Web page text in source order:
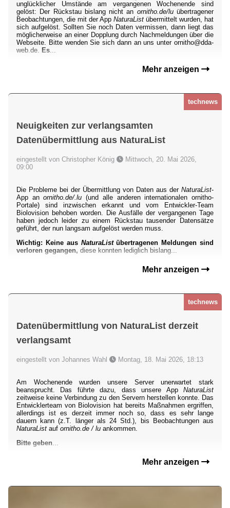
unglücklicher Umstände am vergangenen Wochenende sind
gelöst: Der Rückstau bislang nicht an ornitho.de/luübertragener
Beobachtungen, die mit der App NaturaList übermittelt wurden, hat
sich aufgelöst. Sollten Sie noch Daten vermissen, dann liegt das
möglicherweise an einer Dopplung durch Nachmeldungen über die
Webseite. Bitte wenden Sie sich dann an uns unter ornitho@dda-
web.de. Es...
Mehr anzeigen
technews
Neuigkeiten zur verlangsamten
Datenübermittlung aus NaturaList
eingestellt von Christopher König
Mittwoch, 20. Mai 2026,
09:00
Die Probleme bei der Übermittlung von Daten aus der NaturaList-
App anornitho.de/.lu (und alle anderen internationalen ornitho-
Portale) sind inzwischen erkannt und vom Entwickler-Team
Biolovision behoben worden. Die Ausfälle der vergangenen Tage
haben jedoch leider zu einem Rückstau tausender Datensätze
geführt, der nun langsam aufgelöst werden muss.
Wichtig: Keine aus NaturaListübertragenen Meldungen sind
verloren gegangen, diese konnten lediglich bislang...
Mehr anzeigen
technews
Datenübermittlung von NaturaList derzeit
verlangsamt
eingestellt von Johannes Wahl Montag, 18. Mai 2026, 18:13
Am Wochenende wurden unsere Server unerwartet stark
beansprucht. Das führte dazu, dass unsere App NaturaList
zeitweise keine Verbindung zu den Servern herstellen konnte. Das
Entwicklerteam von Biolovision hat bereits Maßnahmen ergriffen,
allerdings ist es derzeit immer noch so, dass es sehr lange
dauern kann (z.T. länger als 24 Std.), bis Beobachtungen aus
NaturaList auf ornitho.de / lu ankommen.
Bitte geben
Mehr anzeigen